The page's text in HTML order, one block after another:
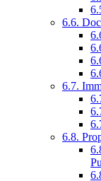
6.6.
6.7.
6.8.